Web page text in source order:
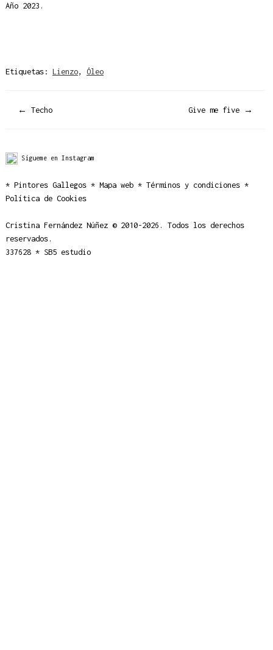
Año 2023.
Etiquetas: Lienzo, Óleo
Give me five →
← Techo
Sígueme en Instagram
* Pintores Gallegos * Mapa web * Términos y condiciones *
Política de Cookies
Cristina Fernández Núñez © 2010-2026. Todos los derechos
reservados.
337628 * SB5 estudio